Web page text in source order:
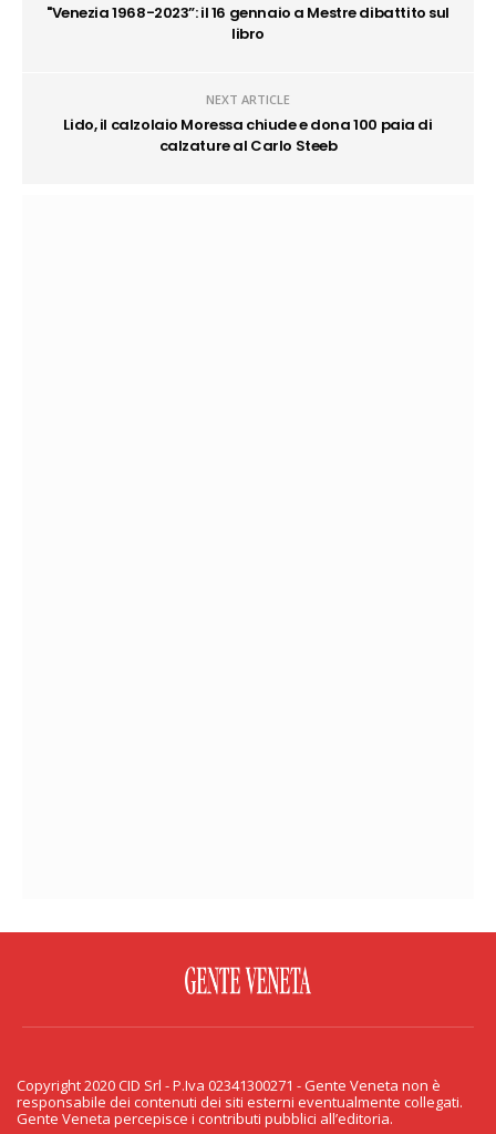
"Venezia 1968-2023”: il 16 gennaio a Mestre dibattito sul
libro
NEXT ARTICLE
Lido, il calzolaio Moressa chiude e dona 100 paia di
calzature al Carlo Steeb
PRIVACY & COOKIE
Copyright 2020 CID Srl - P.Iva 02341300271 - Gente Veneta non è responsabile
Copyright 2020 CID Srl - P.Iva 02341300271 - Gente Veneta non è
responsabile dei contenuti dei siti esterni eventualmente collegati.
Gente Veneta percepisce i contributi pubblici all’editoria.